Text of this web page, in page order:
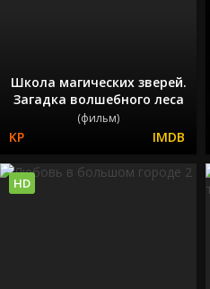
Школа магических зверей.
Загадка волшебного леса
(фильм)
HD